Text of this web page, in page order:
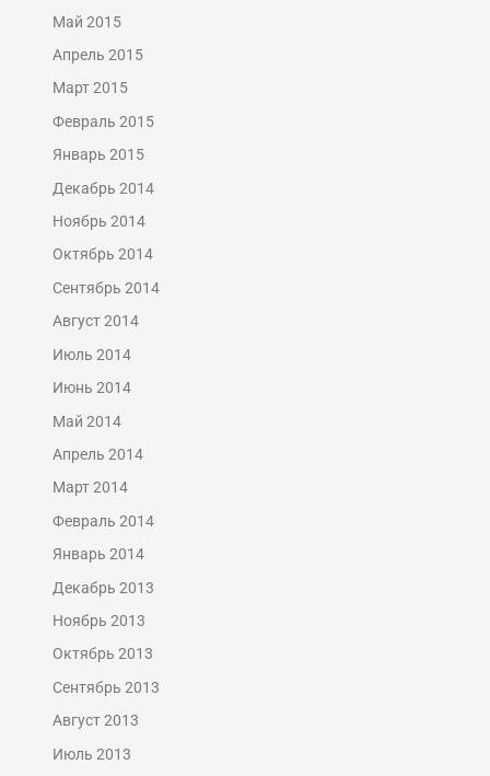
Май 2015
Апрель 2015
Март 2015
Февраль 2015
Январь 2015
Декабрь 2014
Ноябрь 2014
Октябрь 2014
Сентябрь 2014
Август 2014
Июль 2014
Июнь 2014
Май 2014
Апрель 2014
Март 2014
Февраль 2014
Январь 2014
Декабрь 2013
Ноябрь 2013
Октябрь 2013
Сентябрь 2013
Август 2013
Июль 2013